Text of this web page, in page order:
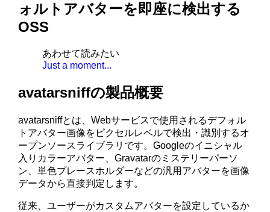
ォルトアバターを即座に検出する
OSS
あわせて読みたい
Just a moment...
avatarsniffの製品概要
avatarsniffとは、Webサービスで使用されるデフォル
トアバター画像をピクセルレベルで検出・識別するオ
ープンソースライブラリです。Googleのイニシャル
入りカラーアバター、Gravatarのミステリーパーソ
ン、単色プレースホルダーなどの汎用アバターを画像
データから直接判定します。
従来、ユーザーがカスタムアバターを設定しているか